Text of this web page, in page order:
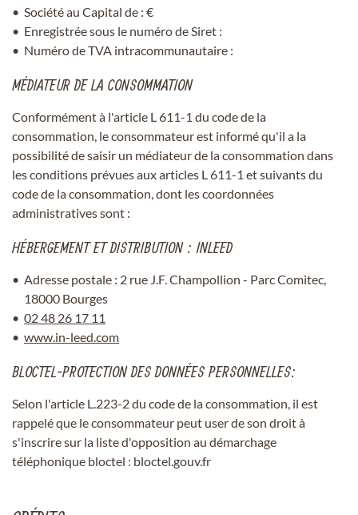
En cochant cette case, vous consentez à recevoir nos propositions
désinscrire à tout moment en utilisantle formulaire de désinscription
INSCRIPTION
Société au Capital de : €
Enregistrée sous le numéro de Siret :
Numéro de TVA intracommunautaire :
MÉDIATEUR DE LA CONSOMMATION
Conformément à l'article L 611-1 du code de la
consommation, le consommateur est informé qu'il a la
possibilité de saisir un médiateur de la consommation dans
les conditions prévues aux articles L 611-1 et suivants du
code de la consommation, dont les coordonnées
administratives sont :
HÉBERGEMENT ET DISTRIBUTION : INLEED
Adresse postale : 2 rue J.F. Champollion - Parc Comitec,
18000 Bourges
02 48 26 17 11
www.in-leed.com
BLOCTEL-PROTECTION DES DONNÉES PERSONNELLES:
Selon l'article L.223-2 du code de la consommation, il est
rappelé que le consommateur peut user de son droit à
s'inscrire sur la liste d'opposition au démarchage
téléphonique bloctel : bloctel.gouv.fr